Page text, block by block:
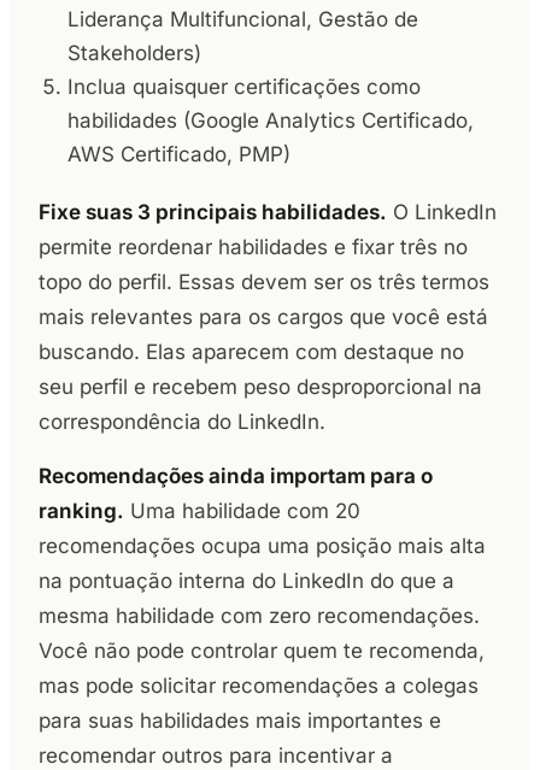
Liderança Multifuncional, Gestão de
Stakeholders)
Inclua quaisquer certificações como
habilidades (Google Analytics Certificado,
AWS Certificado, PMP)
Fixe suas 3 principais habilidades. O LinkedIn
permite reordenar habilidades e fixar três no
topo do perfil. Essas devem ser os três termos
mais relevantes para os cargos que você está
buscando. Elas aparecem com destaque no
seu perfil e recebem peso desproporcional na
correspondência do LinkedIn.
Recomendações ainda importam para o
ranking. Uma habilidade com 20
recomendações ocupa uma posição mais alta
na pontuação interna do LinkedIn do que a
mesma habilidade com zero recomendações.
Você não pode controlar quem te recomenda,
mas pode solicitar recomendações a colegas
para suas habilidades mais importantes e
recomendar outros para incentivar a